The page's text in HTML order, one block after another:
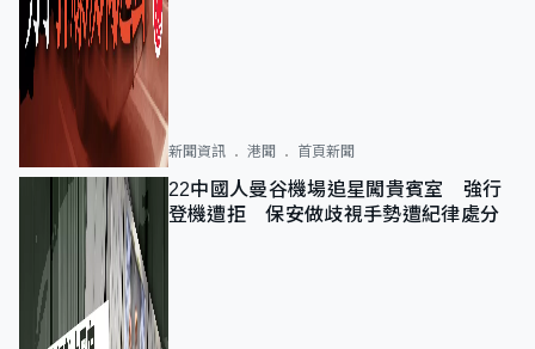
新聞資訊 港聞 首頁新聞
22中國人曼谷機場追星闖貴賓室 強行
登機遭拒 保安做歧視手勢遭紀律處分